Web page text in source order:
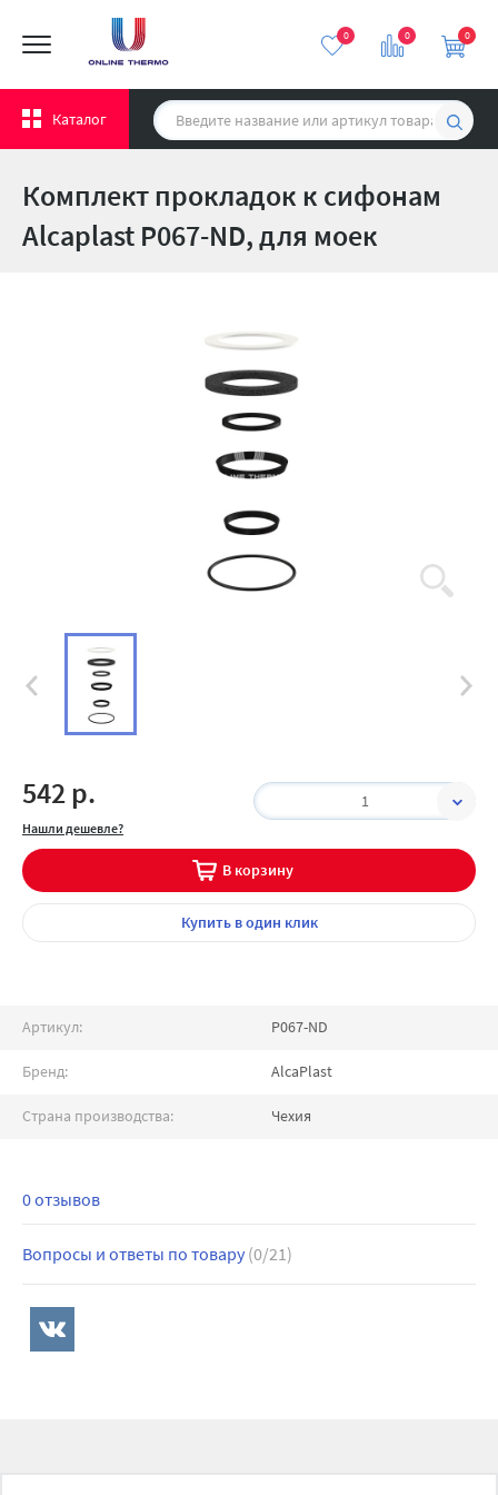
0 0
Каталог
0
Комплект прокладок к сифонам
Alcaplast P067-ND, для моек
542 р.
Нашли дешевле?
1
В корзину
Купитьв один клик
Артикул: P067-ND
Бренд: AlcaPlast
Страна производства: Чехия
0 отзывов
Вопросы и ответы по товару (0/21)